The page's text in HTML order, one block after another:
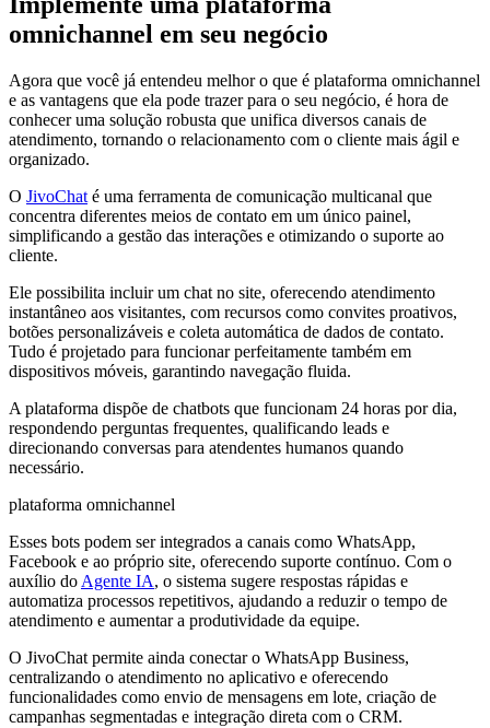
omnichannel em seu negócio
Agora que você já entendeu melhor o que é plataforma omnichannel
e as vantagens que ela pode trazer para o seu negócio, é hora de
conhecer uma solução robusta que unifica diversos canais de
atendimento, tornando o relacionamento com o cliente mais ágil e
organizado.
O JivoChat é uma ferramenta de comunicação multicanal que
concentra diferentes meios de contato em um único painel,
simplificando a gestão das interações e otimizando o suporte ao
cliente.
Ele possibilita incluir um chat no site, oferecendo atendimento
instantâneo aos visitantes, com recursos como convites proativos,
botões personalizáveis e coleta automática de dados de contato.
Tudo é projetado para funcionar perfeitamente também em
dispositivos móveis, garantindo navegação fluida.
A plataforma dispõe de chatbots que funcionam 24 horas por dia,
respondendo perguntas frequentes, qualificando leads e
direcionando conversas para atendentes humanos quando
necessário.
plataforma omnichannel
Esses bots podem ser integrados a canais como WhatsApp,
Facebook e ao próprio site, oferecendo suporte contínuo. Com o
auxílio do Agente IA, o sistema sugere respostas rápidas e
automatiza processos repetitivos, ajudando a reduzir o tempo de
atendimento e aumentar a produtividade da equipe.
O JivoChat permite ainda conectar o WhatsApp Business,
centralizando o atendimento no aplicativo e oferecendo
funcionalidades como envio de mensagens em lote, criação de
campanhas segmentadas e integração direta com o CRM.